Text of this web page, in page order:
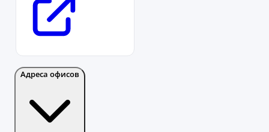
Адреса офисов